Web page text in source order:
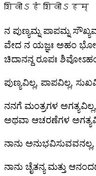
शिवोऽहं शिवोऽहम्
ನ ಪುಣ್ಯಮ್ನ ಪಾಪಮ್ನ
ವೇದ ನ ಯಜ್ಞಃ ಅಹಂ
ಚಿದಾನನ್ದ ರೂಪಃ
ಪುಣ್ಯವಿಲ್ಲ, ಪಾಪವಿಲ್ಲ,
ನನಗೆ ಮಂತ್ರಗಳ
ಅಥವಾ ಆಚರಣೆಗಳ
ನಾನು
ನಾನು ಚೈತನ್ಯ ಮತ್ತು